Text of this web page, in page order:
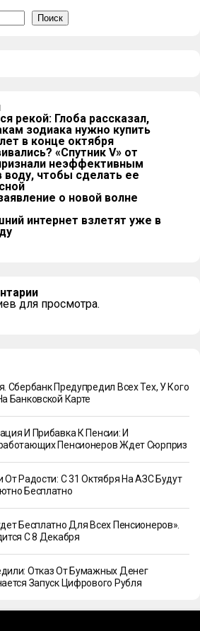
Поиск
рекой: Глоба рассказал,
зодиака нужно купить
в конце октября
«Спутник V» от
неэффективным
воду, чтобы сделать ее
о новой волне
интернет взлетят уже в
для просмотра.
Сбербанк Предупредил Всех Тех, У Кого
Банковской Карте
И Прибавка К Пенсии: И
Пенсионеров Ждет Сюрприз
От Радости: С 31 Октября На АЗС Будут
Бесплатно
Бесплатно Для Всех Пенсионеров».
С 8 Декабря
Отказ От Бумажных Денег
Запуск Цифрового Рубля